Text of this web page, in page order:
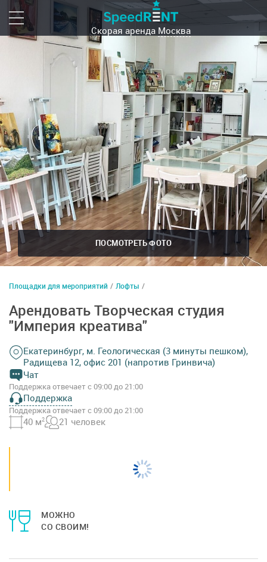
Скорая аренда Москва
ПОСМОТРЕТЬ ФОТО
Площадки для мероприятий / Лофты /
Арендовать Творческая студия
"Империя креатива"
Екатеринбург, м. Геологическая (3 минуты пешком),
Радищева 12, офис 201 (напротив Гринвича)
Чат
Поддержка отвечает с 09:00 до 21:00
Поддержка
Поддержка отвечает с 09:00 до 21:00
40 м2 21 человек
МОЖНО
СО СВОИМ!